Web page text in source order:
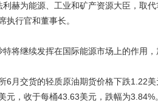
为能源、工业和矿产资源大臣，取代
执行官和董事长。
继续发挥在国际能源市场上的作用，
交货的轻质原油期货价格下跌1.22美
，收于每桶43.63美元，跌幅为3.84%。